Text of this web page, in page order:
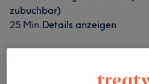
zubuchbar)
25 Min.Details anzeigen